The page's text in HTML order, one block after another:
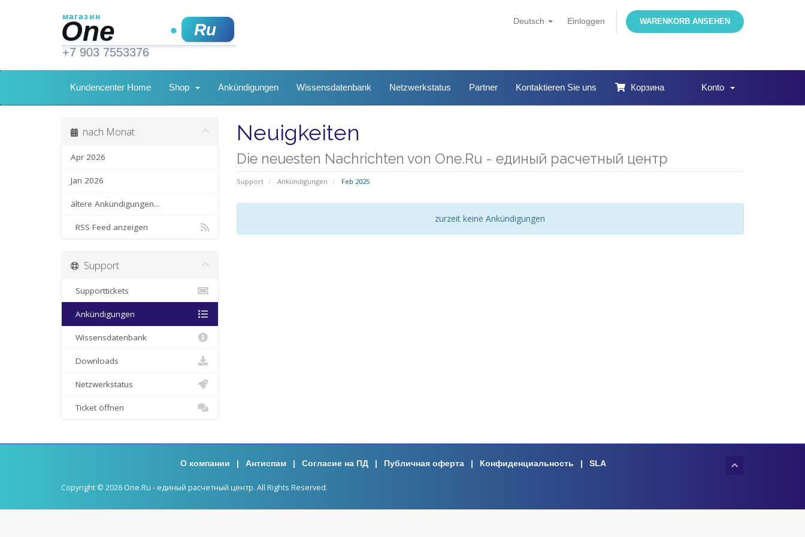
Deutsch Einloggen WARENKORB ANSEHEN
Kundencenter Home Shop Ankündigungen Wissensdatenbank Netzwerkstatus Partner Kontaktieren Sie uns Корзина Konto
Neuigkeiten
Die neuesten Nachrichten von One.Ru - единый расчетный центр
Support Ankündigungen Feb 2025
nach Monat
Apr 2026
Jan 2026
ältere Ankündigungen...
RSS Feed anzeigen
zurzeit keine Ankündigungen
Support
Supporttickets
Ankündigungen
Wissensdatenbank
Downloads
Netzwerkstatus
Ticket öffnen
О компании | Антиспам | Согласие на ПД | Публичная оферта | Конфиденциальность | SLA
Copyright © 2026 One.Ru - единый расчетный центр. All Rights Reserved.